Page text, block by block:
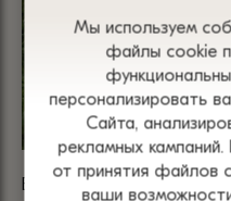
БРЮКИ БЕЛЫЕ ИЗ
Мы используем
файлы сооkіе
персонализировать
Сайта,
рекламных
от принятия файлов
ваши